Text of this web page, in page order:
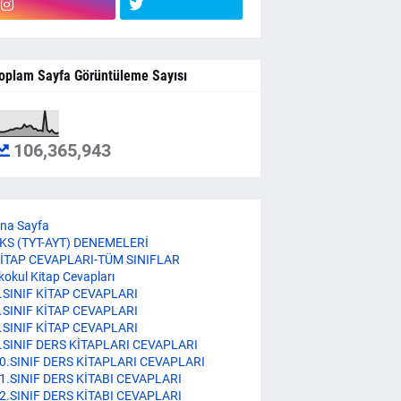
Sayfa Görüntüleme Sayısı
106,365,943
Sayfa
(TYT-AYT) DENEMELERİ
CEVAPLARI-TÜM SINIFLAR
Kitap Cevapları
KİTAP CEVAPLARI
KİTAP CEVAPLARI
KİTAP CEVAPLARI
DERS KİTAPLARI CEVAPLARI
DERS KİTAPLARI CEVAPLARI
DERS KİTABI CEVAPLARI
DERS KİTABI CEVAPLARI